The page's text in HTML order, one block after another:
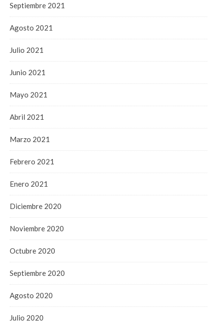
Septiembre 2021
Agosto 2021
Julio 2021
Junio 2021
Mayo 2021
Abril 2021
Marzo 2021
Febrero 2021
Enero 2021
Diciembre 2020
Noviembre 2020
Octubre 2020
Septiembre 2020
Agosto 2020
Julio 2020